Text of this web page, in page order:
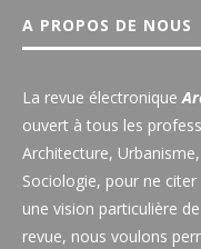
A PROPOS DE NOUS
La revue électronique
ouvert à tous les
Architecture,
Sociologie, pour ne citer
une vision particulière
revue, nous voulons